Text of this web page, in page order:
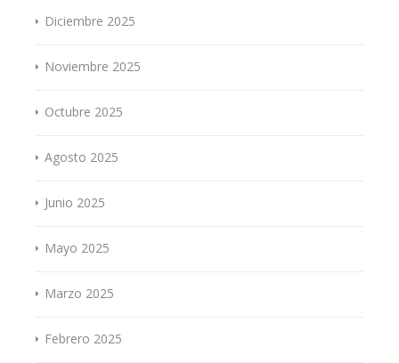
Diciembre 2025
Noviembre 2025
Octubre 2025
Agosto 2025
Junio 2025
Mayo 2025
Marzo 2025
Febrero 2025